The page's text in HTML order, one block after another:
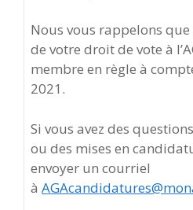
Nous vous rappelons
de votre droit de vote à
membre en règle à
2021.
Si vous avez des
ou des mises en
envoyer un courriel
à